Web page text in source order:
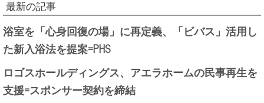
最新の記事
浴室を「心身回復の場」に再定義、「ビバス」活用し
た新入浴法を提案=PHS
ロゴスホールディングス、アエラホームの民事再生を
支援=スポンサー契約を締結